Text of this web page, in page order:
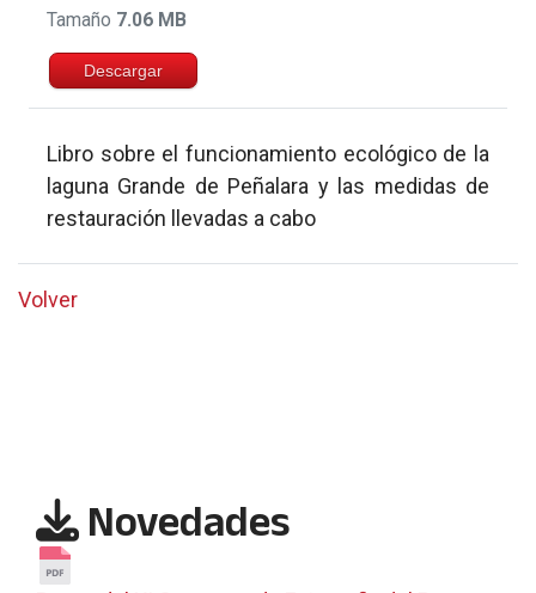
Tamaño 7.06 MB
Descargar
Libro sobre el funcionamiento ecológico de la
laguna Grande de Peñalara y las medidas de
restauración llevadas a cabo
Volver
Novedades